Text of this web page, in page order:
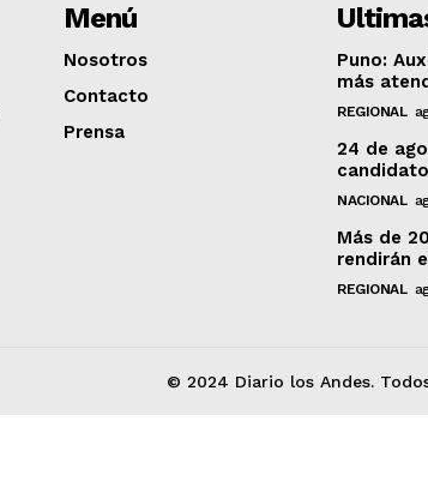
Menú
Nosotros
Contacto
Prensa
Puno:
más
REGIONAL
24 de
NACIONAL
Más de
rendirán
REGIONAL
© 2024 Diario los Andes.